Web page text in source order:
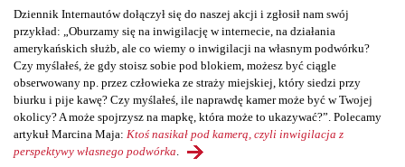
Dziennik Internautów dołączył się do naszej akcji i zgłosił nam swój
przykład: „Oburzamy się na inwigilację w internecie, na działania
amerykańskich służb, ale co wiemy o inwigilacji na własnym podwórku?
Czy myślałeś, że gdy stoisz sobie pod blokiem, możesz być ciągle
obserwowany np. przez człowieka ze straży miejskiej, który siedzi przy
biurku i pije kawę? Czy myślałeś, ile naprawdę kamer może być w Twojej
okolicy? A może spojrzysz na mapkę, która może to ukazywać?”. Polecamy
artykuł Marcina Maja: Ktoś nasikał pod kamerą, czyli inwigilacja z
perspektywy własnego podwórka